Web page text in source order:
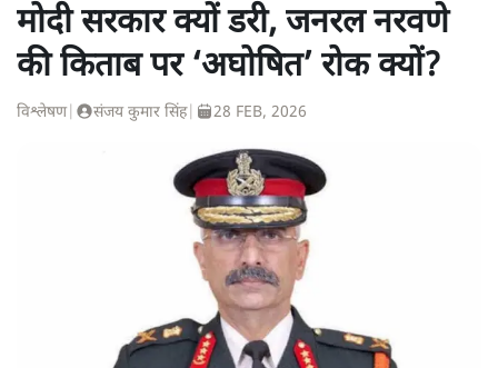
मोदी सरकार क्यों डरी, जनरल नरवणे
की किताब पर ‘अघोषित’ रोक क्यों?
विश्लेषण| संजय कुमार सिंह| 28 FEB, 2026